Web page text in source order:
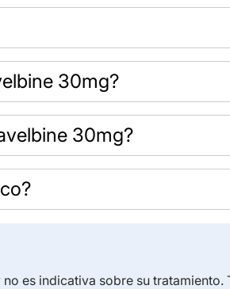
30mg?
30mg?
es indicativa sobre su